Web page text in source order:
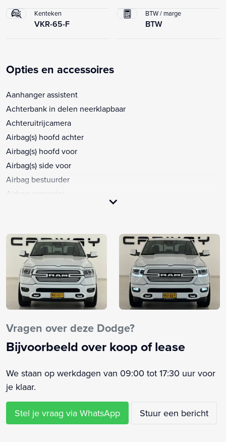
Kenteken
VKR-65-F
BTW / marge
BTW
Opties en accessoires
Aanhanger assistent
Achterbank in delen neerklapbaar
Achteruitrijcamera
Airbag(s) hoofd achter
Airbag(s) hoofd voor
Airbag(s) side voor
Airbag bestuurder
Airbag passagier
Anti Blokkeer Systeem
Anti doorSlip Regeling
Armsteun voor
Audio installatie
Bandenspanningscontrolesysteem
Binnenspiegel automatisch dimmend
Boordcomputer
Bots herkenning systeem
Buitenspiegel(s) automatisch dimmend
Buitenspiegels elektr. met geheugen
Buitenspiegels elektrisch inklapbaar
Buitenspiegels elektrisch verstel- en verwarmbaar
Vragen over deze Dodge?
Bijvoorbeeld over koop of lease
We staan op werkdagen van 09:00 tot 17:30 uur voor
je klaar.
Stel je vraag via WhatsApp Stuur een bericht